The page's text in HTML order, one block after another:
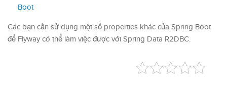
Boot
Các bạn cần sử dụng một số properties khác của Spring Boot
để Flyway có thể làm việc được với Spring Data R2DBC.